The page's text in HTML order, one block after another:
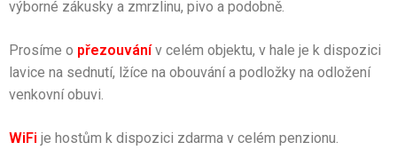
výborné zákusky a zmrzlinu, pivo a podobně.
Prosíme o přezouvánív celém objektu, v hale je k dispozici
lavice na sednutí, lžíce na obouvání a podložky na odložení
venkovní obuvi.
WiFi je hostům k dispozici zdarma v celém penzionu.